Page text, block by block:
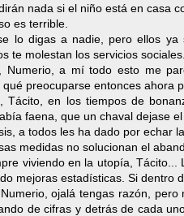
nada si el niño está en casa
es terrible.
lo digas a nadie, pero ellos ya
te molestan los servicios sociales.
Numerio, a mí todo esto me
preocuparse entonces ahora
Tácito, en los tiempos de
faena, que un chaval dejase
a todos les ha dado por echar
medidas no solucionan el
viviendo en la utopía,
mejoras estadísticas. Si dentro
ojalá tengas razón,
de cifras y detrás de cada